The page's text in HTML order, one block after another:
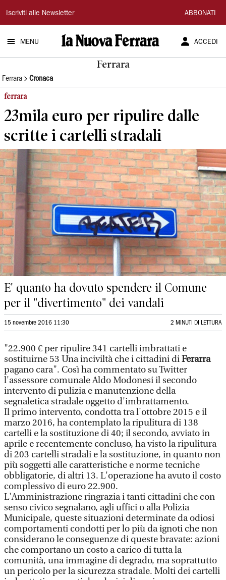
La
Nuova
Ferrara
Iscriviti alle Newsletter ABBONATI
MENU ACCEDI
Ferrara
Ferrara Cronaca
ferrara
23mila euro per ripulire dalle
scritte i cartelli stradali
E' quanto ha dovuto spendere il Comune
per il "divertimento" dei vandali
15 novembre 2016 11:30 2 MINUTI DI LETTURA
"22.900 € per ripulire 341 cartelli imbrattati e
sostituirne 53 Una inciviltà che i cittadini diFerarra
pagano cara". Così ha commentato su Twitter
l'assessore comunale Aldo Modonesi il secondo
intervento di pulizia e manutenzione della
segnaletica stradale oggetto d'imbrattamento.
Il primo intervento, condotta tra l'ottobre 2015 e il
marzo 2016, ha contemplato la ripulitura di 138
cartelli e la sostituzione di 40; il secondo, avviato in
aprile e recentemente concluso, ha visto la ripulitura
di 203 cartelli stradali e la sostituzione, in quanto non
più soggetti alle caratteristiche e norme tecniche
obbligatorie, di altri 13. L'operazione ha avuto il costo
complessivo di euro 22.900.
L'Amministrazione ringrazia i tanti cittadini che con
senso civico segnalano, agli uffici o alla Polizia
Municipale, queste situazioni determinate da odiosi
comportamenti condotti per lo più da ignoti che non
considerano le conseguenze di queste bravate: azioni
che comportano un costo a carico di tutta la
comunità, una immagine di degrado, ma soprattutto
un pericolo per la sicurezza stradale. Molti dei cartelli